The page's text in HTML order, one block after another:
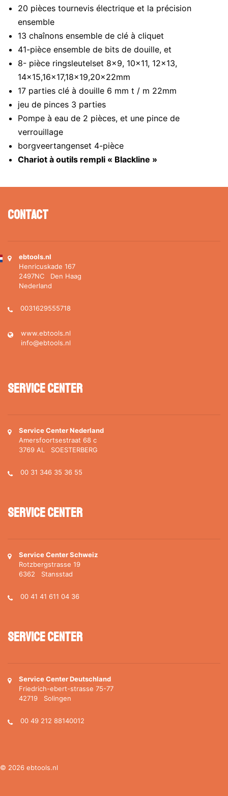
20 pièces tournevis électrique et la précision
ensemble
13 chaînons ensemble de clé à cliquet
41-pièce ensemble de bits de douille, et
8- pièce ringsleutelset 8x9, 10x11, 12x13,
14x15,16x17,18x19,20x22mm
17 parties clé à douille 6 mm t / m 22mm
jeu de pinces 3 parties
Pompe à eau de 2 pièces, et une pince de
verrouillage
borgveertangenset 4-pièce
Chariot à outils rempli « Blackline »
Contact
ebtools.nl
Henricuskade 167
2497NC Den Haag
Nederland
0031629555718
www.ebtools.nl
info@ebtools.nl
Service Center
Service Center Nederland
Amersfoortsestraat 68 c
3769 AL SOESTERBERG
00 31 346 35 36 55
Service Center
Service Center Schweiz
Rotzbergstrasse 19
6362 Stansstad
00 41 41 611 04 36
Service Center
Service Center Deutschland
Friedrich-ebert-strasse 75-77
42719 Solingen
00 49 212 88140012
© 2026 ebtools.nl